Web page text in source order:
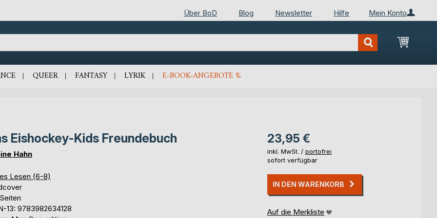
Mein Konto
Über BoD Blog Newsletter Hilfe
Mein
QUEER FANTASY LYRIK E-BOOK-ANGEBOTE %
Eishockey-Kids Freundebuch
Hahn
Lesen (6-8)
13: 9783982634128
23,95 €
inkl. MwSt. / portofrei
sofort verfügbar
IN DEN WARENKORB
Auf die Merkliste